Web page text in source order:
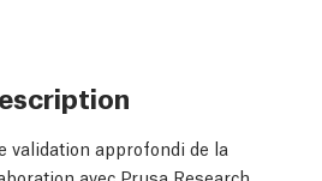
validation approfondi de la
avec Prusa Research,